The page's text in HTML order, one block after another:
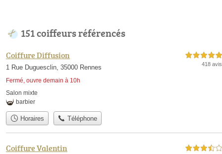
151 coiffeurs référencés
Coiffure Diffusion
1 Rue Duguesclin, 35000 Rennes
Fermé, ouvre demain à 10h
5,0 étoiles sur 5
418 avis
Salon mixte
barbier
Horaires Téléphone
Coiffure Valentin 3,5 étoiles sur 5